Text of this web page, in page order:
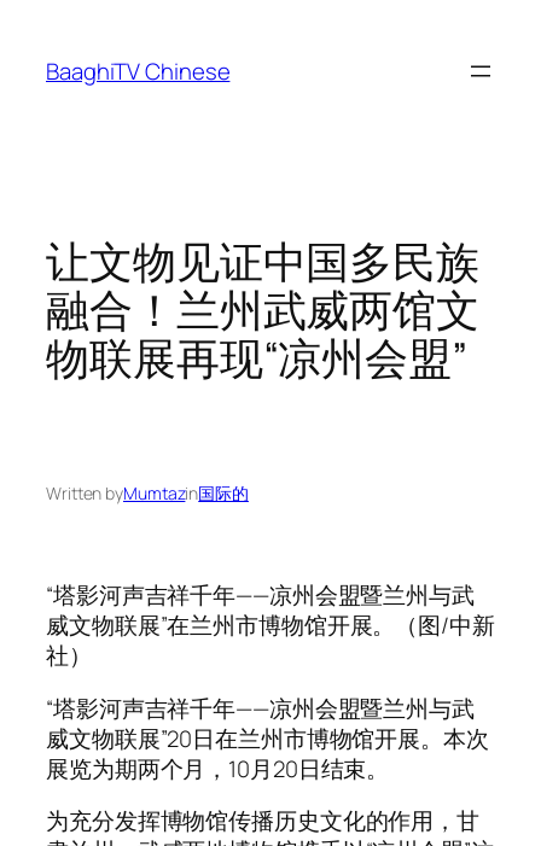
content
BaaghiTV Chinese
让文物见证中国多民族
融合！兰州武威两馆文
物联展再现“凉州会盟”
Written byMumtazin国际的
“塔影河声吉祥千年——凉州会盟暨兰州与武
威文物联展”在兰州市博物馆开展。（图/中新
社）
“塔影河声吉祥千年——凉州会盟暨兰州与武
威文物联展”20日在兰州市博物馆开展。本次
展览为期两个月，10月20日结束。
为充分发挥博物馆传播历史文化的作用，甘